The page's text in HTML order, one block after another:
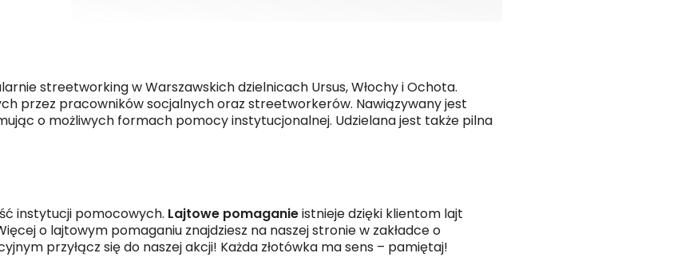
streetworking w Warszawskich dzielnicach Ursus, Włochy i Ochota.
przez pracowników socjalnych oraz streetworkerów. Nawiązywany jest
o możliwych formach pomocy instytucjonalnej. Udzielana jest także pilna
instytucji pomocowych. Lajtowe pomaganieistnieje dzięki klientom lajt
o lajtowym pomaganiu znajdziesz na naszej stronie w zakładce o
przyłącz się do naszej akcji! Każda złotówka ma sens – pamiętaj!